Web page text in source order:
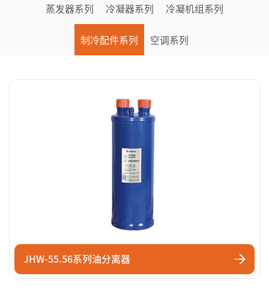
蒸发器系列 冷凝器系列 冷凝机组系列
制冷配件系列 空调系列
JHW-55.56系列油分离器